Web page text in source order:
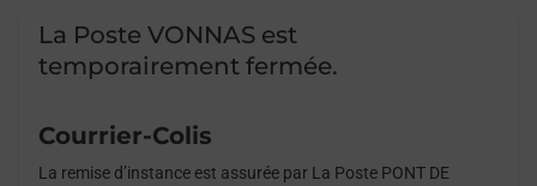
La Poste VONNAS est
temporairement fermée.
Courrier-Colis
La remise d’instance est assurée par La Poste PONT DE